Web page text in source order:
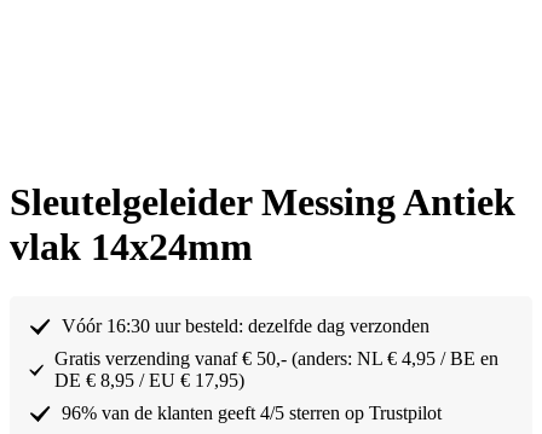
Sleutelgeleider Messing Antiek
vlak 14x24mm
Vóór 16:30 uur besteld: dezelfde dag verzonden
Gratis verzending vanaf € 50,- (anders: NL € 4,95 / BE en
DE € 8,95 / EU € 17,95)
96% van de klanten geeft 4/5 sterren op Trustpilot